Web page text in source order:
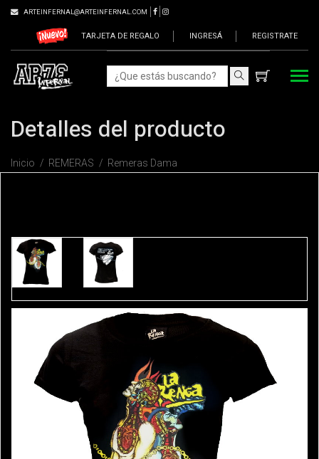
ARTEINFERNAL@ARTEINFERNAL.COM
TARJETA DE REGALO INGRESÁ REGISTRATE
Detalles del producto
Inicio REMERAS Remeras Dama